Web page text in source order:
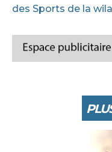
des Sports de la